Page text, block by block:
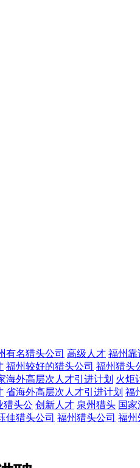
有名猎头公司 高级人才 福州靠
福州较好的猎头公司 福州猎头
海外高层次人才引进计划 火炬
省海外高层次人才引进计划 福
猎头公 创新人才 泉州猎头 国
佳猎头公司 福州猎头公司 福州